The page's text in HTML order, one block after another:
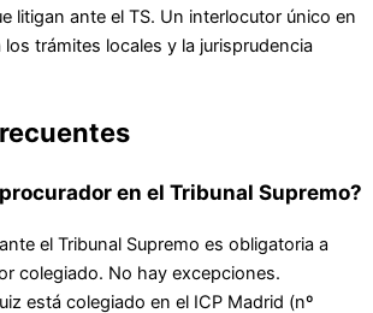
litigan ante el TS. Un interlocutor único en
trámites locales y la jurisprudencia
en el Tribunal Supremo?
el Tribunal Supremo es obligatoria a
colegiado. No hay excepciones.
está colegiado en el ICP Madrid (nº